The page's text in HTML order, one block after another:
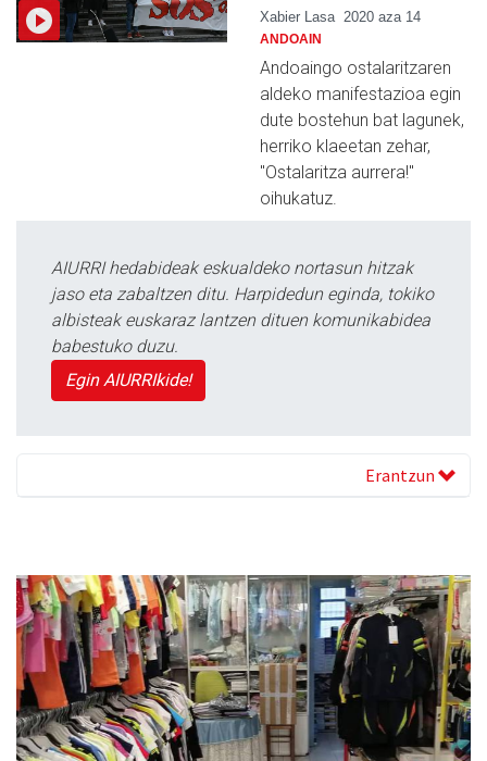
Xabier Lasa 2020 aza 14
ANDOAIN
Andoaingo ostalaritzaren
aldeko manifestazioa egin
dute bostehun bat lagunek,
herriko klaeetan zehar,
"Ostalaritza aurrera!"
oihukatuz.
AIURRI hedabideak eskualdeko nortasun hitzak
jaso eta zabaltzen ditu. Harpidedun eginda, tokiko
albisteak euskaraz lantzen dituen komunikabidea
babestuko duzu.
Egin AIURRIkide!
Erantzun